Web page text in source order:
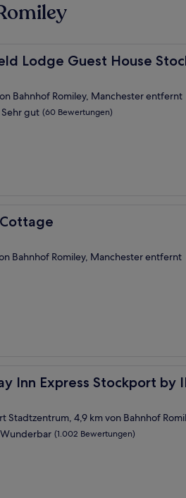
Lodge Guest House
Lodge Guest House Stockport
Bahnhof Romiley, Manchester entfernt
Sehr gut (60 Bewertungen)
Bahnhof Romiley, Manchester entfernt
Inn Express Stockport by
Inn Express Stockport by IHG
Stadtzentrum, 4,9 km von Bahnhof
Wunderbar (1.002 Bewertungen)